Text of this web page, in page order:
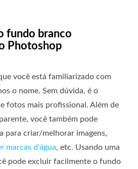
fundo branco
Photoshop
você está familiarizado com
o nome. Sem dúvida, é o
fotos mais profissional. Além de
você também pode
para criar/melhorar imagens,
marcas d'água, etc. Usando uma
pode excluir facilmente o fundo